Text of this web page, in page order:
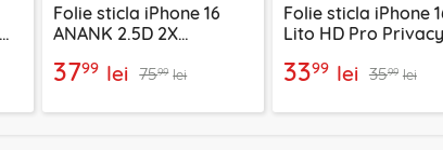
Folie sticla iPhone 16
ANANK 2.5D 2X
Protector, negru
3799 lei 7599 lei
Folie sticla iPhone
Lito HD Pro
3399 lei 3599 lei